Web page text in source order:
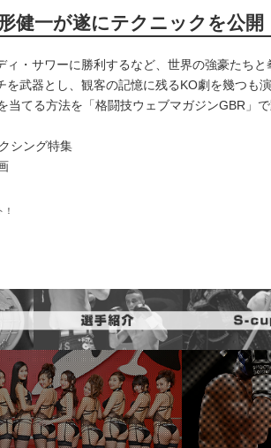
健一が遂にテクニックを公開
ィ・サワーに勝利するなど、世界の強豪たちと
を武器とし、観客の記憶に残るKO劇を幾つも
てる方法を「格闘技ウェブマガジンGBR」で
シング特集